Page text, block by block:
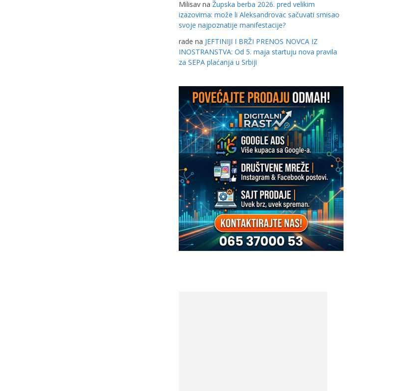
Milisav na Župska berba 2026. pred velikim
izazovima: može li Aleksandrovac sačuvati smisao
svoje najpoznatije manifestacije?
rade na JEFTINIJI I BRŽI PRENOS NOVCA IZ
INOSTRANSTVA: Od 5. maja startuju nova pravila
za SEPA plaćanja u Srbiji